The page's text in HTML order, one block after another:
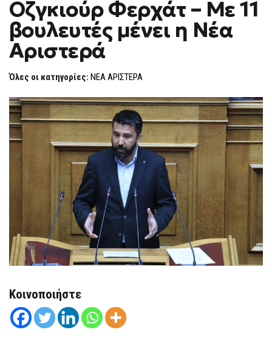
ΦΕΡΧΆΤ
–
ΜΕ
11
ΝΈΑ
ΑΡΙΣΤΕΡΆ
Οζγκιούρ Φερχάτ – Με 11
βουλευτές μένει η Νέα
Αριστερά
Όλες οι κατηγορίες: ΝΕΑ ΑΡΙΣΤΕΡΑ
Κοινοποιήστε